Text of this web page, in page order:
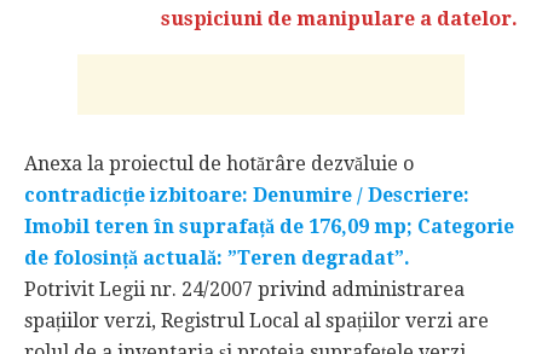
suspiciuni de manipulare a datelor.
Anexa la proiectul de hotărâre dezvăluie o
contradicție izbitoare: Denumire / Descriere:
Imobil teren în suprafață de 176,09 mp; Categorie
de folosință actuală: ”Teren degradat”.
Potrivit Legii nr. 24/2007 privind administrarea
spațiilor verzi, Registrul Local al spațiilor verzi are